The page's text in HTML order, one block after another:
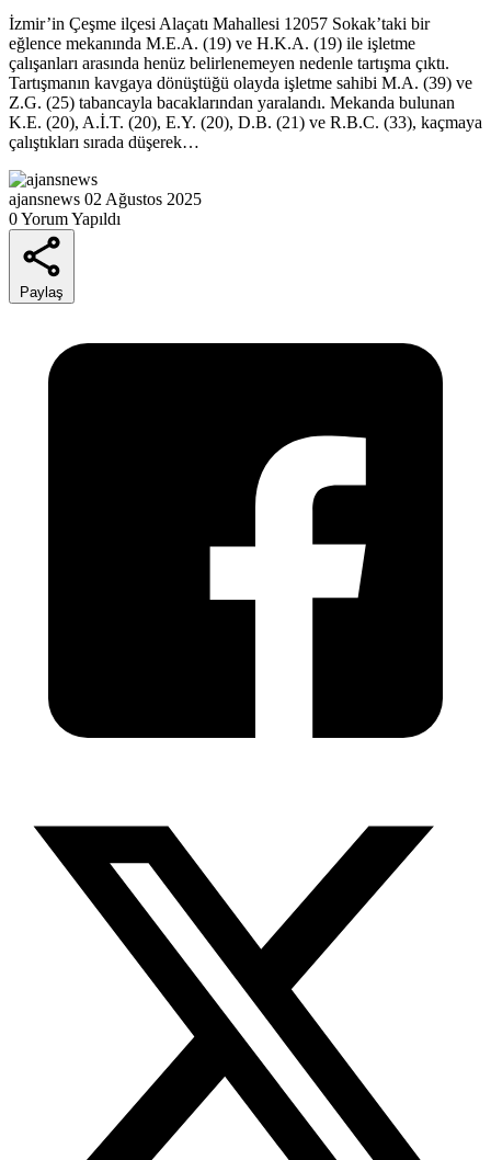
İzmir’in Çeşme ilçesi Alaçatı Mahallesi 12057 Sokak’taki bir
eğlence mekanında M.E.A. (19) ve H.K.A. (19) ile işletme
çalışanları arasında henüz belirlenemeyen nedenle tartışma çıktı.
Tartışmanın kavgaya dönüştüğü olayda işletme sahibi M.A. (39) ve
Z.G. (25) tabancayla bacaklarından yaralandı. Mekanda bulunan
K.E. (20), A.İ.T. (20), E.Y. (20), D.B. (21) ve R.B.C. (33), kaçmaya
çalıştıkları sırada düşerek…
ajansnews 02 Ağustos 2025
0 Yorum Yapıldı
Paylaş